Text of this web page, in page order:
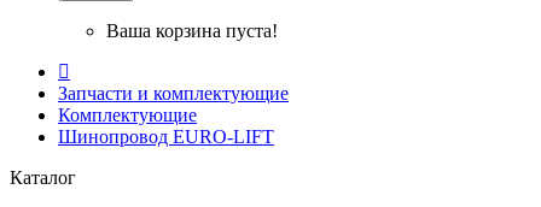
Ваша корзина пуста!
Запчасти и комплектующие
Комплектующие
Шинопровод EURO-LIFT
Каталог